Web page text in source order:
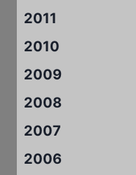
2011
2010
2009
2008
2007
2006